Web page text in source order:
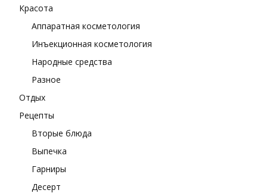
Красота
Аппаратная косметология
Инъекционная косметология
Народные средства
Разное
Отдых
Рецепты
Вторые блюда
Выпечка
Гарниры
Десерт